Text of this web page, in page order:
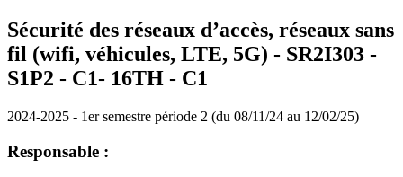
Sécurité des réseaux d’accès, réseaux sans
fil (wifi, véhicules, LTE, 5G) - SR2I303 -
S1P2 - C1- 16TH - C1
2024-2025 - 1er semestre période 2 (du 08/11/24 au 12/02/25)
Responsable :